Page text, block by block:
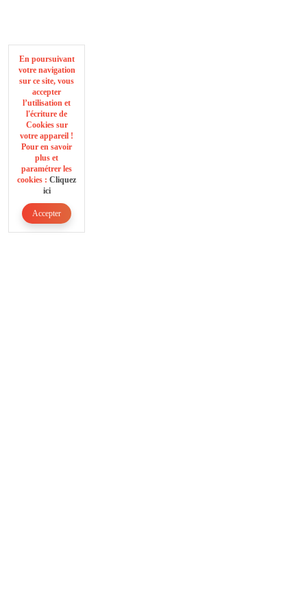
En poursuivant
votre navigation
sur ce site, vous
accepter
l’utilisation et
l'écriture de
Cookies sur
votre appareil !
Pour en savoir
plus et
paramétrer les
cookies : Cliquez
ici
Accepter